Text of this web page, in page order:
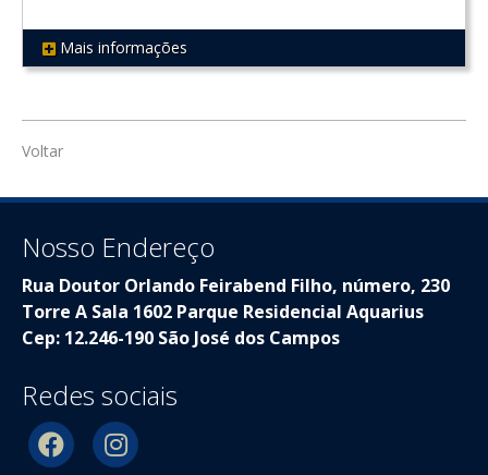
REF 233
Mais informações
Voltar
Nosso Endereço
Rua Doutor Orlando Feirabend Filho, número, 230
Torre A Sala 1602 Parque Residencial Aquarius
Cep: 12.246-190 São José dos Campos
Redes sociais